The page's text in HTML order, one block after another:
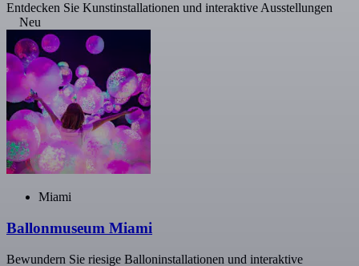
Entdecken Sie Kunstinstallationen und interaktive Ausstellungen
Neu
Miami
Ballonmuseum Miami
Bewundern Sie riesige Balloninstallationen und interaktive